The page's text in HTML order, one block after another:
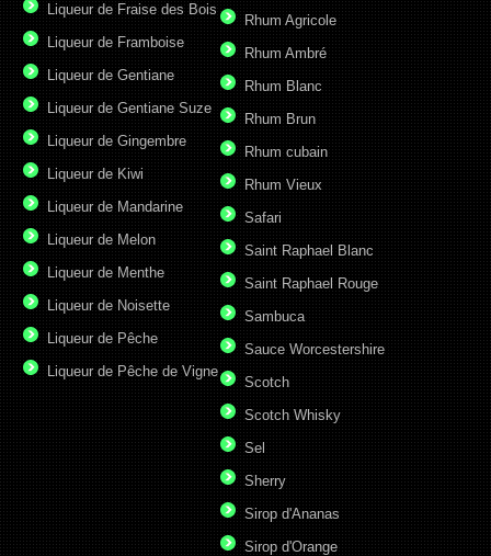
Liqueur de Fraise des Bois
Liqueur de Framboise
Liqueur de Gentiane
Liqueur de Gentiane Suze
Liqueur de Gingembre
Liqueur de Kiwi
Liqueur de Mandarine
Liqueur de Melon
Liqueur de Menthe
Liqueur de Noisette
Liqueur de Pêche
Liqueur de Pêche de Vigne
Rhum Agricole
Rhum Ambré
Rhum Blanc
Rhum Brun
Rhum cubain
Rhum Vieux
Safari
Saint Raphael Blanc
Saint Raphael Rouge
Sambuca
Sauce Worcestershire
Scotch
Scotch Whisky
Sel
Sherry
Sirop d'Ananas
Sirop d'Orange